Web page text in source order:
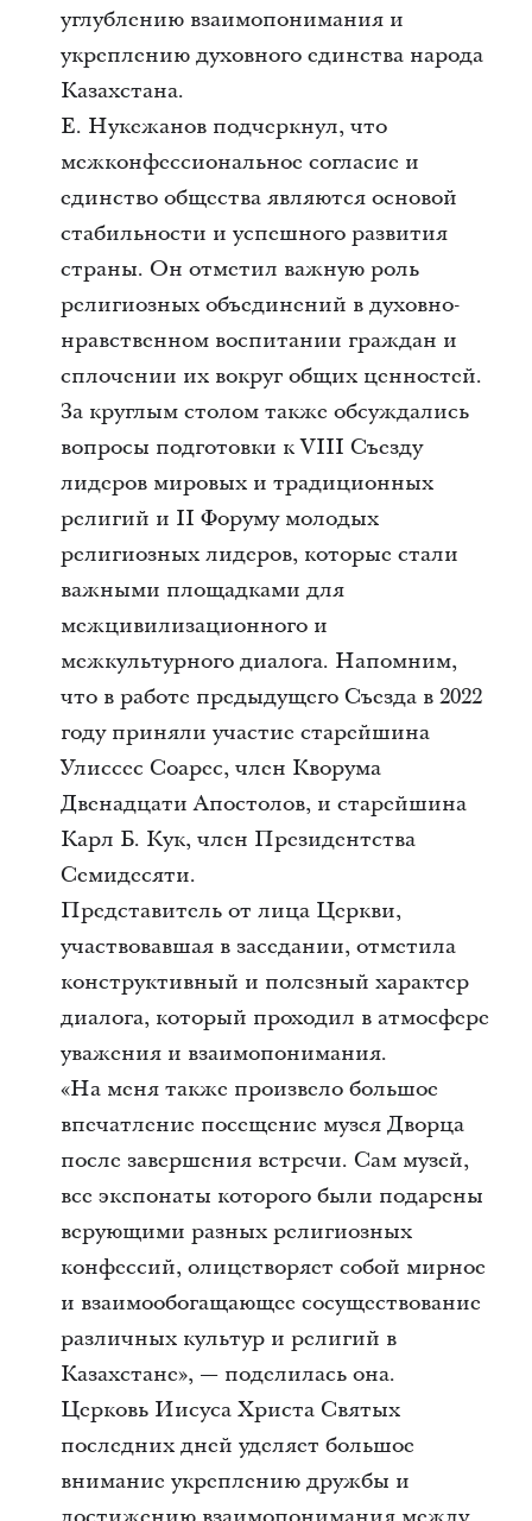
углублению взаимопонимания и
укреплению духовного единства народа
Казахстана.
Е. Нукежанов подчеркнул, что
межконфессиональное согласие и
единство общества являются основой
стабильности и успешного развития
страны. Он отметил важную роль
религиозных объединений в духовно-
нравственном воспитании граждан и
сплочении их вокруг общих ценностей.
За круглым столом также обсуждались
вопросы подготовки к VIII Съезду
лидеров мировых и традиционных
религий и II Форуму молодых
религиозных лидеров, которые стали
важными площадками для
межцивилизационного и
межкультурного диалога. Напомним,
что в работе предыдущего Съезда в 2022
году приняли участие старейшина
Улиссес Соарес, член Кворума
Двенадцати Апостолов, и старейшина
Карл Б. Кук, член Президентства
Семидесяти.
Представитель от лица Церкви,
участвовавшая в заседании, отметила
конструктивный и полезный характер
диалога, который проходил в атмосфере
уважения и взаимопонимания.
«На меня также произвело большое
впечатление посещение музея Дворца
после завершения встречи. Сам музей,
все экспонаты которого были подарены
верующими разных религиозных
конфессий, олицетворяет собой мирное
и взаимообогащающее сосуществование
различных культур и религий в
Казахстане», — поделилась она.
Церковь Иисуса Христа Святых
последних дней уделяет большое
внимание укреплению дружбы и